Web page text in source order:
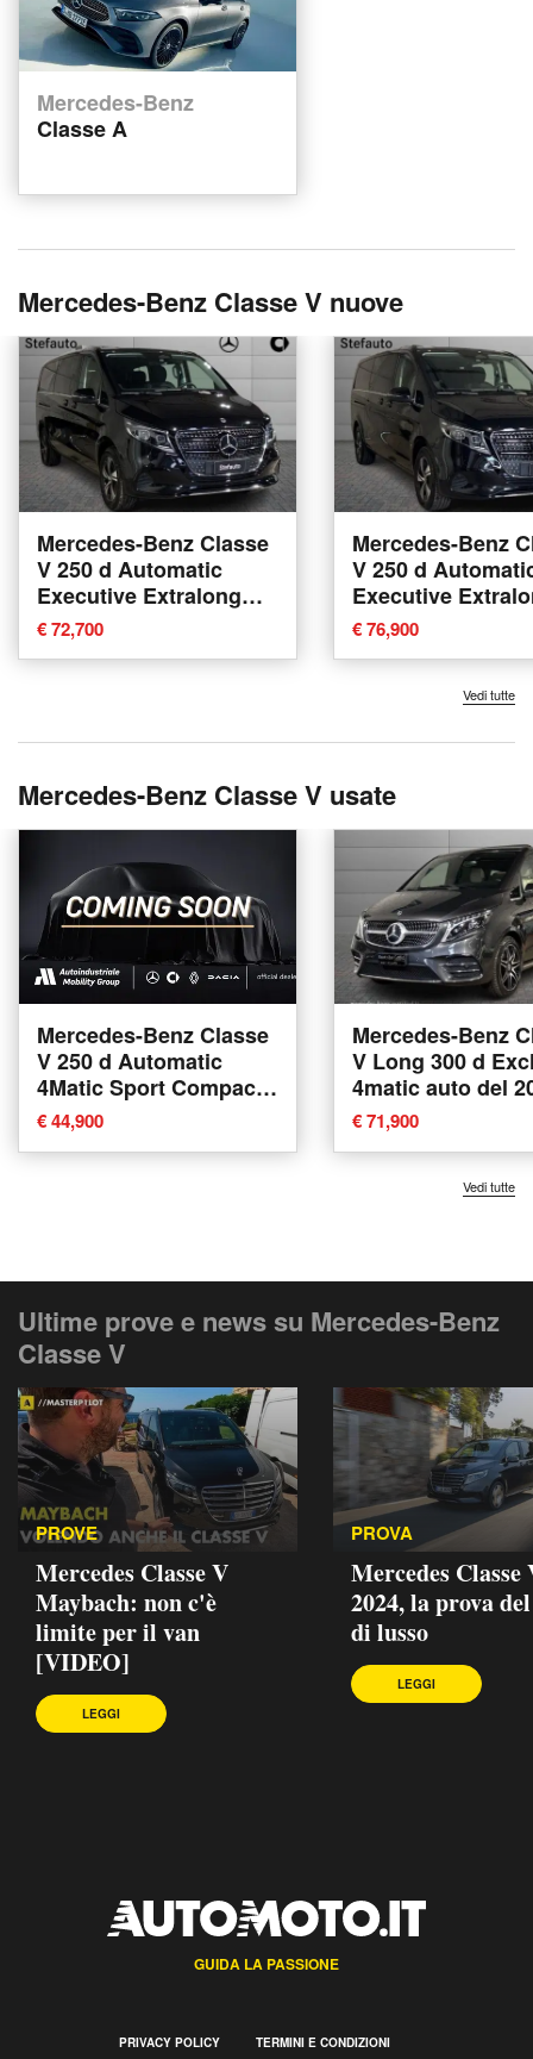
Mercedes-Benz
Classe A
Mercedes-Benz Classe V nuove
Mercedes-Benz Classe
V 250 d Automatic
Executive Extralong
nuova a Bologna
€ 72,700
Mercedes-Benz
V 250 d
Executive
nuova a Bologna
€ 76,900
Vedi tutte
Mercedes-Benz Classe V usate
Mercedes-Benz Classe
V 250 d Automatic
4Matic Sport Compact
del 2022 usata a
Bolzano
€ 44,900
Mercedes-Benz
V Long 300 d
4matic auto del
usata a Bologna
€ 71,900
Vedi tutte
Ultime prove e news su Mercedes-Benz
Classe V
PROVE
Mercedes Classe V
Maybach: non c'è
limite per il van
[VIDEO]
LEGGI
PROVA
Mercedes Classe
2024, la prova
di lusso
LEGGI
GUIDA LA PASSIONE
PRIVACY POLICY TERMINI E CONDIZIONI